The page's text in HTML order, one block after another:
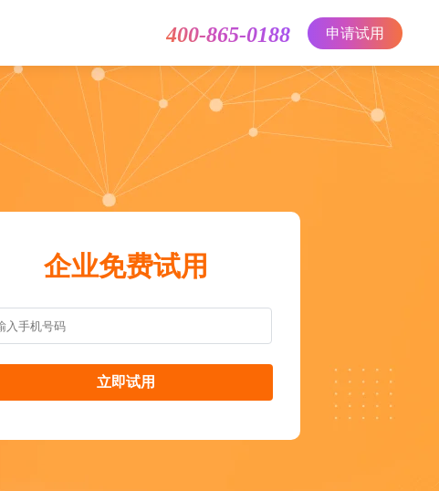
400-865-0188 申请试用
企业免费试用
立即试用